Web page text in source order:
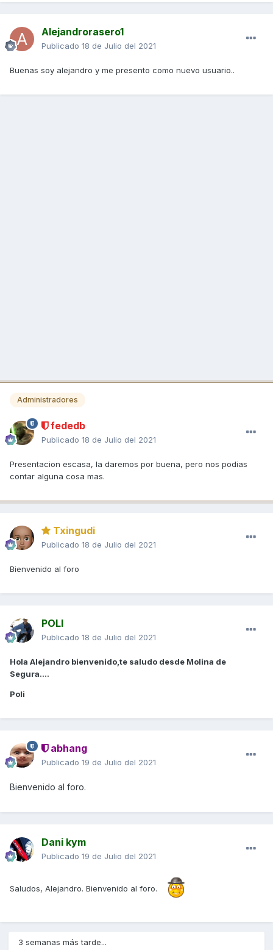
Alejandrorasero1
Publicado 18 de Julio del 2021
Buenas soy alejandro y me presento como nuevo usuario..
Administradores
fededb
Publicado 18 de Julio del 2021
Presentacion escasa, la daremos por buena, pero nos podias
contar alguna cosa mas.
Txingudi
Publicado 18 de Julio del 2021
Bienvenido al foro
POLI
Publicado 18 de Julio del 2021
Hola Alejandro bienvenido,te saludo desde Molina de
Segura....
Poli
abhang
Publicado 19 de Julio del 2021
Bienvenido al foro.
Dani kym
Publicado 19 de Julio del 2021
Saludos, Alejandro. Bienvenido al foro.
3 semanas más tarde...